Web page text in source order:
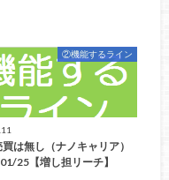
②機能するライン
は無し（ナノキャリア）
25【増し担リーチ】